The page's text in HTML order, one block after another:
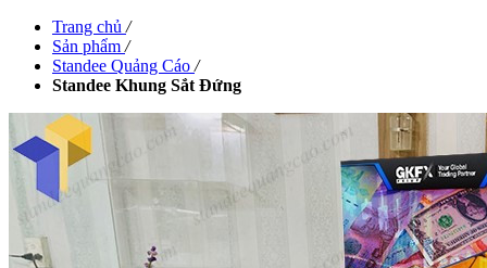
Trang chủ /
Sản phẩm /
Standee Quảng Cáo /
Standee Khung Sắt Đứng